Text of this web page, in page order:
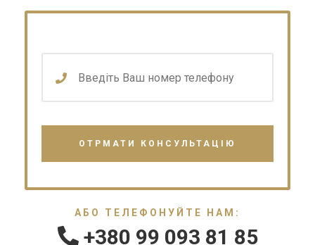
АБО ТЕЛЕФОНУЙТЕ НАМ:
+380 99 093 81 85